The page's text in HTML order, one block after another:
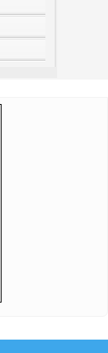
u razvoju za
zbog blokade
Argentini